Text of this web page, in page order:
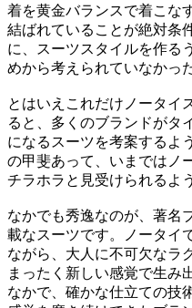
着を黄金バランスで着こな
結ばれていることが絶対条
に、スーツスタイルを作る
めから考えられていなかっ
とはいえこれだけノータイ
ると、多くのブランドがタ
になるスーツを考案するよ
の甲斐あって、いまではノ
チラホラと見受けられるよ
なかでも秀逸なのが、著名
載なスーツです。ノータイ
ながら、大人に不可欠なラ
まったく新しい感覚で生み
なかで、確かな仕立ての技